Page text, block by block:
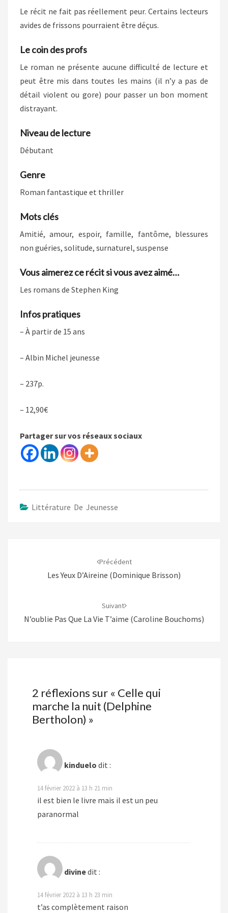
Le récit ne fait pas réellement peur. Certains lecteurs
avides de frissons pourraient être déçus.
Le coin des profs
Le roman ne présente aucune difficulté de lecture et
peut être mis dans toutes les mains (il n’y a pas de
détail violent ou gore) pour passer un bon moment
distrayant.
Niveau de lecture
Débutant
Genre
Roman fantastique et thriller
Mots clés
Amitié, amour, espoir, famille, fantôme, blessures
non guéries, solitude, surnaturel, suspense
Vous aimerez ce récit si vous avez aimé…
Les romans de Stephen King
Infos pratiques
– À partir de 15 ans
– Albin Michel jeunesse
– 237p.
– 12,90€
Partager sur vos réseaux sociaux
Littérature De Jeunesse
Précédent
Les Yeux D’Aireine (Dominique Brisson)
Suivant
N’oublie Pas Que La Vie T’aime (Caroline Bouchoms)
2 réflexions sur « Celle qui
marche la nuit (Delphine
Bertholon) »
kinduelo dit :
14 février 2022 à 13 h 21 min
il est bien le livre mais il est un peu
paranormal
divinedit :
14 février 2022 à 13 h 23 min
t’as complètement raison